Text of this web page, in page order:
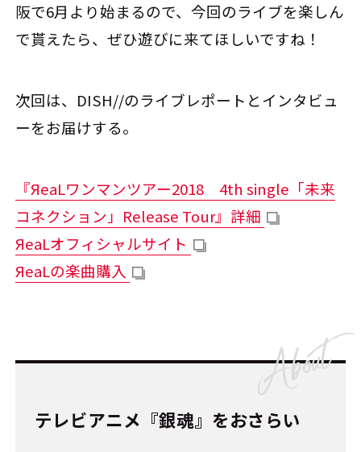
阪で6月より始まるので、今回のライブを楽しん
で貰えたら、ぜひ遊びに来てほしいですね！
次回は、DISH//のライブレポートとインタビュ
ーをお届けする。
『ЯeaLワンマンツアー2018 4th single「未来
コネクション」Release Tour』詳細
ЯeaLオフィシャルサイト
ЯeaLの楽曲購入
テレビアニメ『銀魂』をおさらい